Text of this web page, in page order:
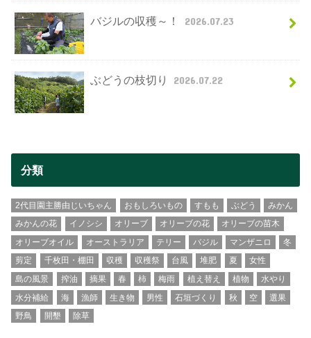
バジルの収穫～！ 2026.07.23
ぶどうの枝切り 2026.07.22
分類
2代目園主勝由じいちゃん おもしろいもの すもも ぶどう
みかん
みかんの花
イノシシ オリーブ オリーブの花
オリーブの苗木
オリーブオイル
オーストラリア テリー バジル マンザニロ
冬
剪定
千枚田・棚田 収穫 収穫祭 台風 堆肥 夏
女性
島の風景
搾油 摘果 春 柿 梅雨 植え替え 植物
水やり
水分補給
海 漁師 生き物 男性 石垣づくり 秋 空
選果
野鳥
開墾 除草